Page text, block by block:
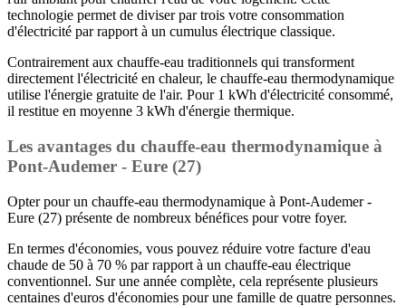
technologie permet de diviser par trois votre consommation
d'électricité par rapport à un cumulus électrique classique.
Contrairement aux chauffe-eau traditionnels qui transforment
directement l'électricité en chaleur, le chauffe-eau thermodynamique
utilise l'énergie gratuite de l'air. Pour 1 kWh d'électricité consommé,
il restitue en moyenne 3 kWh d'énergie thermique.
Les avantages du chauffe-eau thermodynamique à
Pont-Audemer - Eure (27)
Opter pour un chauffe-eau thermodynamique à Pont-Audemer -
Eure (27) présente de nombreux bénéfices pour votre foyer.
En termes d'économies, vous pouvez réduire votre facture d'eau
chaude de 50 à 70 % par rapport à un chauffe-eau électrique
conventionnel. Sur une année complète, cela représente plusieurs
centaines d'euros d'économies pour une famille de quatre personnes.